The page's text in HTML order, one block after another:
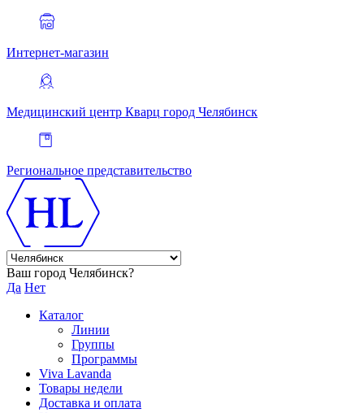
Интернет-магазин
Медицинский центр Кварц город Челябинск
Региональное представительство
Ваш город Челябинск?
Да Нет
Каталог
Линии
Группы
Программы
Viva Lavanda
Товары недели
Доставка и оплата